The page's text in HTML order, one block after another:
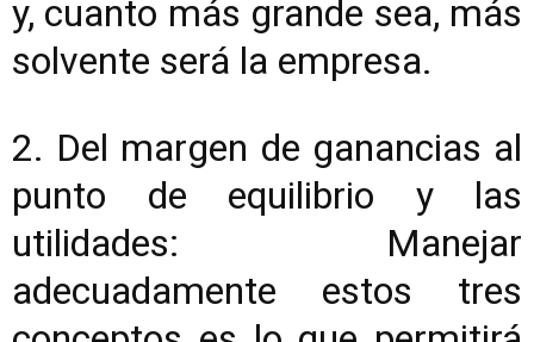
y, cuanto más grande sea, más
solvente será la empresa.
2. Del margen de ganancias al
punto de equilibrio y las
utilidades: Manejar
adecuadamente estos tres